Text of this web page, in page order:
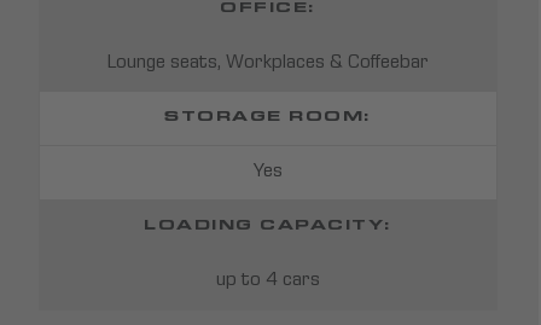
OFFICE:
Lounge seats, Workplaces & Coffeebar
STORAGE ROOM:
Yes
LOADING CAPACITY:
up to 4 cars